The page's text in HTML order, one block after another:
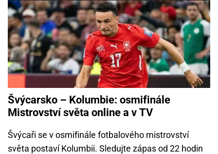
Švýcarsko – Kolumbie: osmifinále
Mistrovství světa online a v TV
Švýcaři se v osmifinále fotbalového mistrovství
světa postaví Kolumbii. Sledujte zápas od 22 hodin